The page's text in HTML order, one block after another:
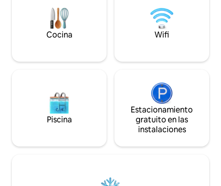
personalizado, calefacción radiante en el
piso, Wi-Fi, sin televisión y una amplia
terraza con vistas a Black Squirrel Farms,
una empresa de cultivo y procesamiento
y un bonito patio
incluida.
Cocina Wifi
Piscina
Estacionamiento
gratuito en las
instalaciones